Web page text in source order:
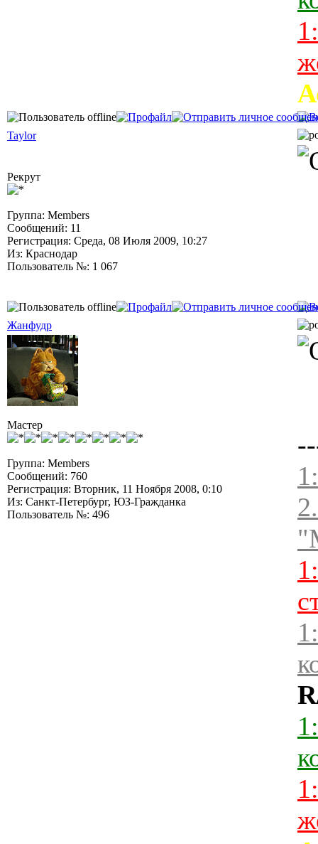
Taylor
Рекрут
Группа: Members
Сообщений: 11
Регистрация: Среда, 08 Июля 2009, 10:27
Из: Краснодар
Пользователь №: 1 067
Жанфудр
Мастер
Группа: Members
Сообщений: 760
Регистрация: Вторник, 11 Ноября 2008, 0:10
Из: Санкт-Петербург, ЮЗ-Гражданка
Пользователь №: 496